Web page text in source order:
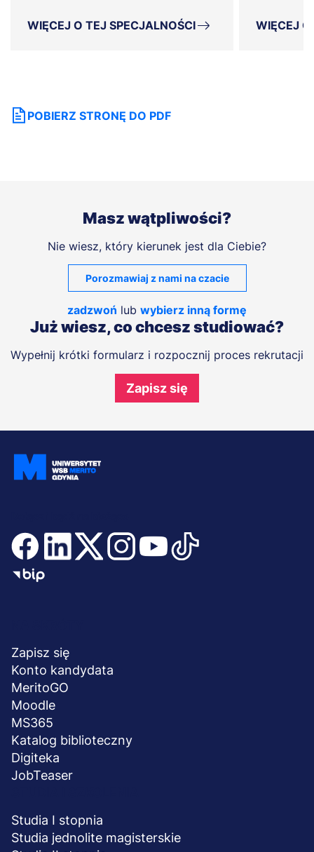
WIĘCEJ O TEJ SPECJALNOŚCI WIĘCEJ
POBIERZ STRONĘ DO PDF
Masz wątpliwości?
Nie wiesz, który kierunek jest dla Ciebie?
Porozmawiaj z nami na czacie
zadzwoń lub wybierz inną formę
Już wiesz, co chcesz studiować?
Wypełnij krótki formularz i rozpocznij proces rekrutacji
Zapisz się
stopka
Zapisz się
Konto kandydata
MeritoGO
Moodle
MS365
Katalog biblioteczny
Digiteka
JobTeaser
Studia I stopnia
Studia jednolite magisterskie